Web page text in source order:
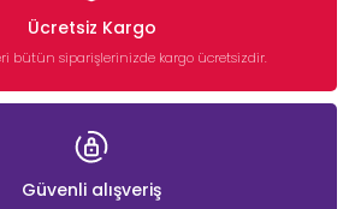
Ücretsiz Kargo
bütün siparişlerinizde kargo ücretsizdir.
Güvenli alışveriş